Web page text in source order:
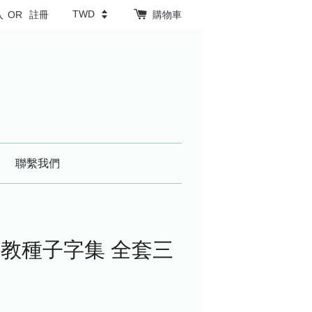
OR 註冊 購物車
聯繫我們
種子字集 全套三